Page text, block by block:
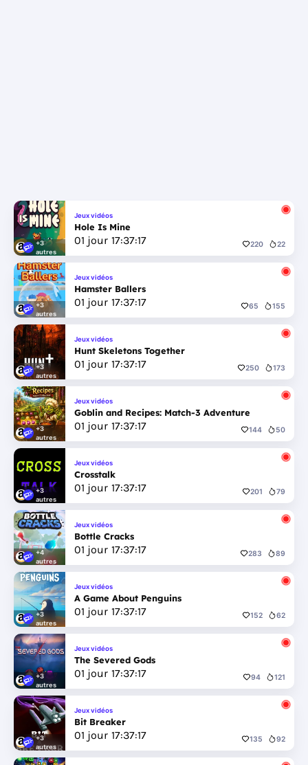
+3
autres
Jeux vidéos
Hole Is Mine
01 jour 17:37:17 220 22
+3
autres
Jeux vidéos
Hamster Ballers
01 jour 17:37:17 65 155
+3
autres
Jeux vidéos
Hunt Skeletons Together
01 jour 17:37:17 250 173
+3
autres
Jeux vidéos
Goblin and Recipes: Match-3 Adventure
01 jour 17:37:17 144 50
+3
autres
Jeux vidéos
Crosstalk
01 jour 17:37:17 201 79
+4
autres
Jeux vidéos
Bottle Cracks
01 jour 17:37:17 283 89
+3
autres
Jeux vidéos
A Game About Penguins
01 jour 17:37:17 152 62
+3
autres
Jeux vidéos
The Severed Gods
01 jour 17:37:17 94 121
+3
autres
Jeux vidéos
Bit Breaker
01 jour 17:37:17 135 92